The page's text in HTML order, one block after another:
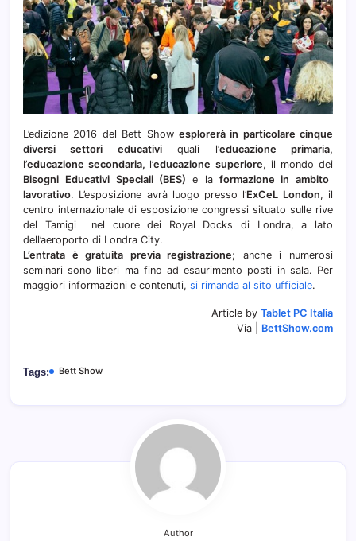
L’edizione 2016 del Bett Show esplorerà in particolare cinque
diversi settori educativiquali l’educazione primaria,
l’educazione secondaria, l’educazione superiore, il mondo dei
Bisogni Educativi Speciali (BES)e laformazione in ambito
lavorativo. L’esposizione avrà luogo presso l’ExCeL London, il
centro internazionale di esposizione congressi situato sulle rive
del Tamigi nel cuore dei Royal Docks di Londra, a lato
dell’aeroporto di Londra City.
L’entrata è gratuita previa registrazione; anche i numerosi
seminari sono liberi ma fino ad esaurimento posti in sala. Per
maggiori informazioni e contenuti, si rimanda al sito ufficiale.
Article by Tablet PC Italia
Via | BettShow.com
Tags: Bett Show
Author